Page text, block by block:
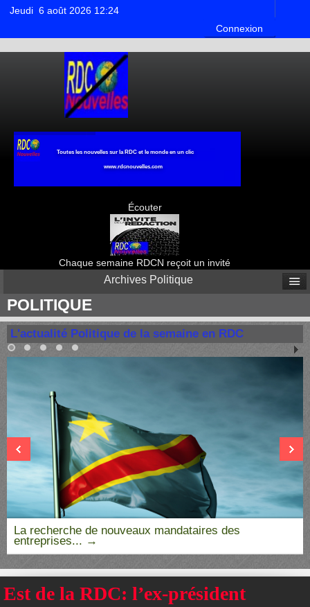
Jeudi 6 août 2026 12:24
Connexion
Toutes les nouvelles sur la RDC et le monde en un clic
www.rdcnouvelles.com
Écouter
Chaque semaine RDCN reçoit un invité
Archives Politique
POLITIQUE
L'actualité Politique de la semaine en RDC
La recherche de nouveaux mandataires des
entreprises...
Est de la RDC: l’ex-président